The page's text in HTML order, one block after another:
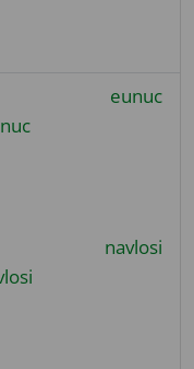
eunuc
navlosi